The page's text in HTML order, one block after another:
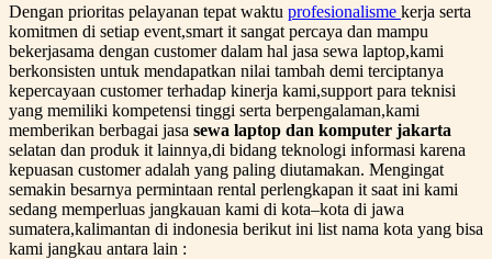
Dengan prioritas pelayanan tepat waktu profesionalisme kerja serta
komitmen di setiap event,smart it sangat percaya dan mampu
bekerjasama dengan customer dalam hal jasa sewa laptop,kami
berkonsisten untuk mendapatkan nilai tambah demi terciptanya
kepercayaan customer terhadap kinerja kami,support para teknisi
yang memiliki kompetensi tinggi serta berpengalaman,kami
memberikan berbagai jasa sewa laptop dan komputer jakarta
selatan dan produk it lainnya,di bidang teknologi informasi karena
kepuasan customer adalah yang paling diutamakan. Mengingat
semakin besarnya permintaan rental perlengkapan it saat ini kami
sedang memperluas jangkauan kami di kota–kota di jawa
sumatera,kalimantan di indonesia berikut ini list nama kota yang bisa
kami jangkau antara lain :